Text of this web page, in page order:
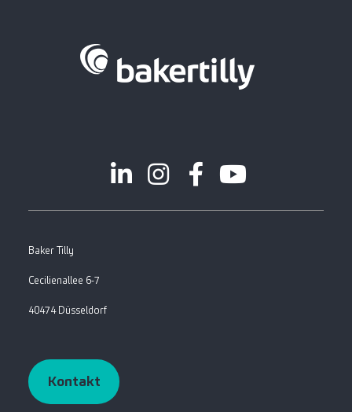
Baker Tilly
Cecilienallee 6-7
40474 Düsseldorf
Kontakt